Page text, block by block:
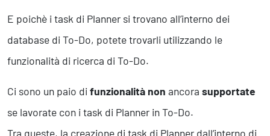
E poichè i task di Planner si trovano all’interno dei
database di To-Do, potete trovarli utilizzando le
funzionalità di ricerca di To-Do.
Ci sono un paio di funzionalità non ancora supportate
se lavorate con i task di Planner in To-Do.
Tra queste, la creazione di task di Planner dall’interno di